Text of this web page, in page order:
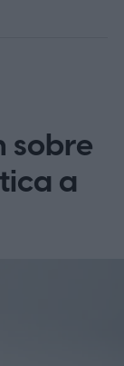
sobre
a